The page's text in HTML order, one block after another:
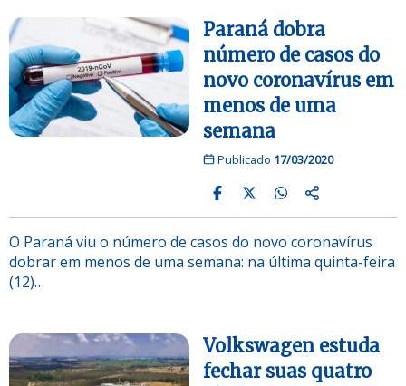
Paraná dobra
número de casos do
novo coronavírus em
menos de uma
semana
Publicado 17/03/2020
O Paraná viu o número de casos do novo coronavírus
dobrar em menos de uma semana: na última quinta-feira
(12)…
Volkswagen estuda
fechar suas quatro